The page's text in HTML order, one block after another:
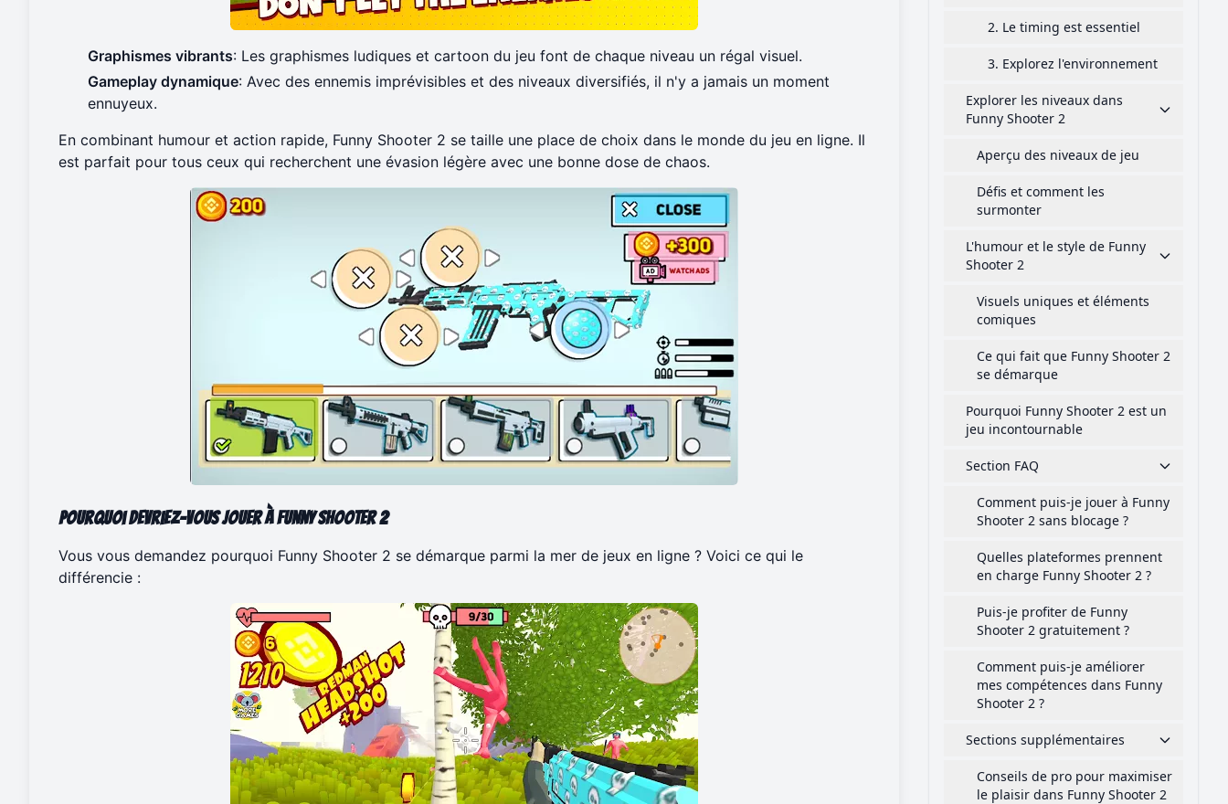
Graphismes vibrants: Les graphismes ludiques et cartoon du jeu font de chaque niveau un régal visuel.
Gameplay dynamique: Avec des ennemis imprévisibles et des niveaux diversifiés, il n'y a jamais un moment
ennuyeux.
En combinant humour et action rapide, Funny Shooter 2 se taille une place de choix dans le monde du jeu en ligne. Il
est parfait pour tous ceux qui recherchent une évasion légère avec une bonne dose de chaos.
Pourquoi devriez-vous jouer à Funny Shooter 2
Vous vous demandez pourquoi Funny Shooter 2 se démarque parmi la mer de jeux en ligne ? Voici ce qui le
différencie :
2. Le timing est essentiel
3. Explorez l'environnement
Explorer les niveaux dans
Funny Shooter 2
Aperçu des niveaux de jeu
Défis et comment les
surmonter
L'humour et le style de Funny
Shooter 2
Visuels uniques et éléments
comiques
Ce qui fait que Funny Shooter 2
se démarque
Pourquoi Funny Shooter 2 est un
jeu incontournable
Section FAQ
Comment puis-je jouer à Funny
Shooter 2 sans blocage ?
Quelles plateformes prennent
en charge Funny Shooter 2 ?
Puis-je profiter de Funny
Shooter 2 gratuitement ?
Comment puis-je améliorer
mes compétences dans Funny
Shooter 2 ?
Sections supplémentaires
Conseils de pro pour maximiser
le plaisir dans Funny Shooter 2